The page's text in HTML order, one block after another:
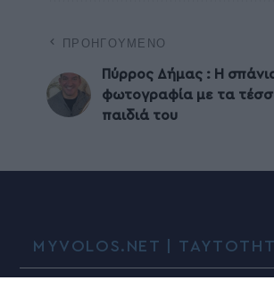
ΠΡΟΗΓΟΎΜΕΝΟ
Πύρρος Δήμας : Η
φωτογραφία με τα
παιδιά του
MYVOLOS.NET |